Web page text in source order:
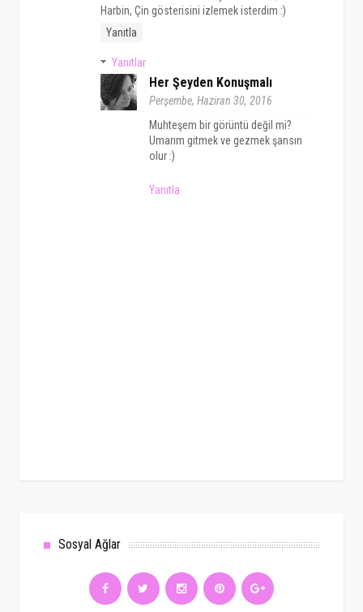
Harbin, Çin gösterisini izlemek isterdim :)
Yanıtla
Yanıtlar
Her Şeyden Konuşmalı
Perşembe, Haziran 30, 2016
Muhteşem bir görüntü değil mi?
Umarım gitmek ve gezmek şansın
olur :)
Yanıtla
Sosyal Ağlar